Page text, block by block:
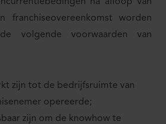
worden
volgende voorwaarden van
zijn tot de bedrijfsruimte van
opereerde;
zijn om de knowhow te